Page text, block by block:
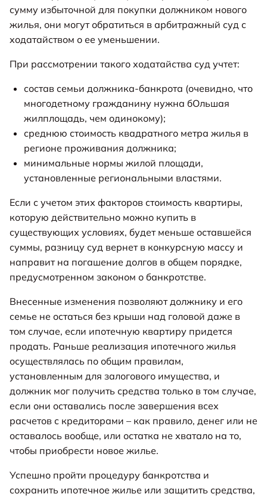
сумму избыточной для покупки должником нового
жилья, они могут обратиться в арбитражный суд с
ходатайством о ее уменьшении.
При рассмотрении такого ходатайства суд учтет:
состав семьи должника-банкрота (очевидно, что
многодетному гражданину нужна бОльшая
жилплощадь, чем одинокому);
среднюю стоимость квадратного метра жилья в
регионе проживания должника;
минимальные нормы жилой площади,
установленные региональными властями.
Если с учетом этих факторов стоимость квартиры,
которую действительно можно купить в
существующих условиях, будет меньше оставшейся
суммы, разницу суд вернет в конкурсную массу и
направит на погашение долгов в общем порядке,
предусмотренном законом о банкротстве.
Внесенные изменения позволяют должнику и его
семье не остаться без крыши над головой даже в
том случае, если ипотечную квартиру придется
продать. Раньше реализация ипотечного жилья
осуществлялась по общим правилам,
установленным для залогового имущества, и
должник мог получить средства только в том случае,
если они оставались после завершения всех
расчетов с кредиторами – как правило, денег или не
оставалось вообще, или остатка не хватало на то,
чтобы приобрести новое жилье.
Успешно пройти процедуру банкротства и
сохранить ипотечное жилье или защитить средства,